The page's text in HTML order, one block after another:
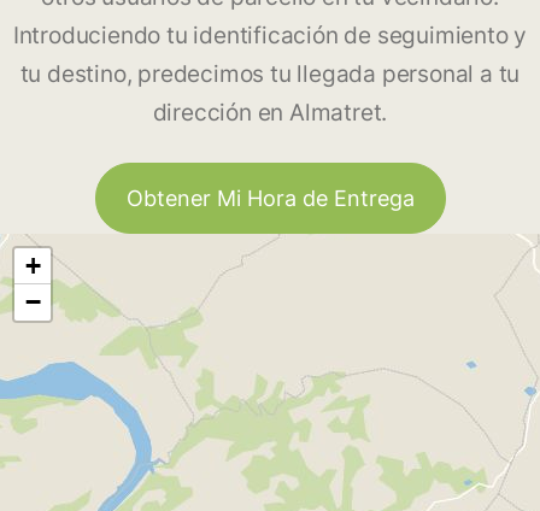
Introduciendo tu identificación de seguimiento y
tu destino, predecimos tu llegada personal a tu
dirección en Almatret.
Obtener Mi Hora de Entrega
+
−